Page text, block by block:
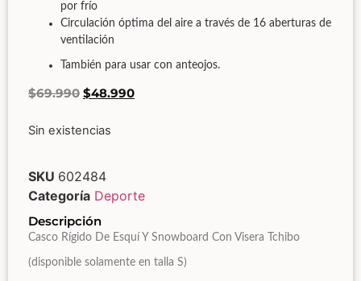
por frío
Circulación óptima del aire a través de 16 aberturas de
ventilación
También para usar con anteojos.
$69.990 $48.990
Sin existencias
SKU 602484
Categoría Deporte
Descripción
Casco Rígido De Esquí Y Snowboard Con Visera Tchibo
(disponible solamente en talla S)